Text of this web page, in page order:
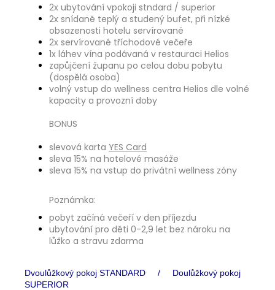
2x ubytování vpokoji stndard / superior
2x snídaně teplý a studený bufet, při nízké
obsazenosti hotelu servírované
2x servírované tříchodové večeře
1x láhev vína podávaná v restauraci Helios
zapůjčení županu po celou dobu pobytu
(dospělá osoba)
volný vstup do wellness centra Helios dle volné
kapacity a provozní doby
BONUS
slevová karta YES Card
sleva 15% na hotelové masáže
sleva 15% na vstup do privátní wellness zóny
Poznámka:
pobyt začíná večeří v den příjezdu
ubytování pro děti 0-2,9 let bez nároku na
lůžko a stravu zdarma
Dvoulůžkový pokoj STANDARD / Doulůžkový pokoj
SUPERIOR